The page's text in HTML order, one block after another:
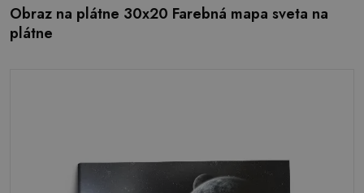
Obraz na plátne 30x20 Farebná mapa sveta na
plátne